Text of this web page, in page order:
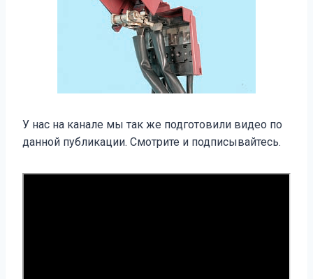
У нас на канале мы так же подготовили видео по
данной публикации. Смотрите и подписывайтесь.